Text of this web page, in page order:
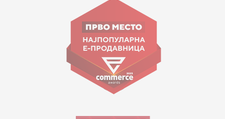
ул. Гоце Николовски бр.74 Скопје
contact@mytime.mk
Работно време:
09:00 до 17:00